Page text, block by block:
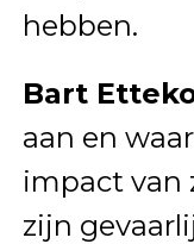
hebben.
Bart
aan en
impact van
zijn